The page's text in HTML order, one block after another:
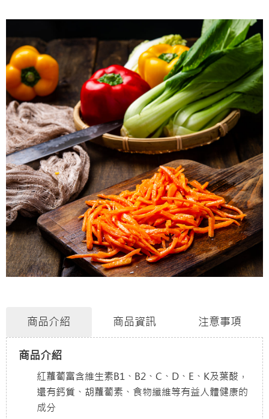
商品介紹 商品資訊 注意事項
商品介紹
紅蘿蔔富含維生素B1、B2、C、D、E、K及葉酸，
還有鈣質、胡蘿蔔素、食物纖維等有益人體健康的
成分